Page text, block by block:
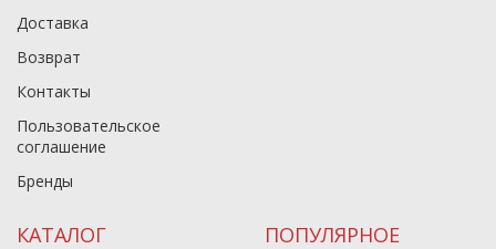
Доставка
Возврат
Контакты
Пользовательское
соглашение
Бренды
КАТАЛОГ ПОПУЛЯРНОЕ